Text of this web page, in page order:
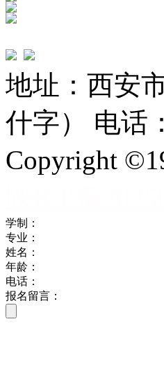
地址：西安
什字） 电话
Copyright
学制：
专业：
姓名：
年龄：
电话：
报名留言：